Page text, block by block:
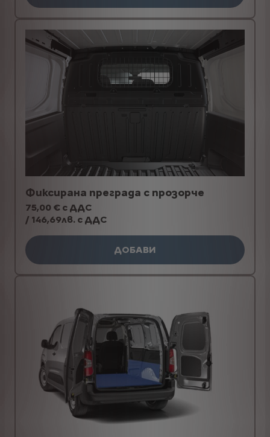
Фиксирана преграда с прозорче
75,00 € с ДДС
/ 146,69лв. с ДДС
ДОБАВИ